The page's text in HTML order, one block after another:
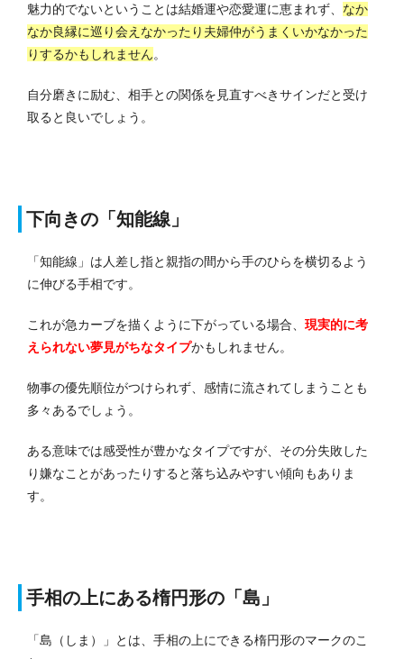
魅力的でないということは結婚運や恋愛運に恵まれず、 なか
なか良縁に巡り会えなかったり夫婦仲がうまくいかなかった
りするかもしれません。
自分磨きに励む、相手との関係を見直すべきサインだと受け
取ると良いでしょう。
下向きの「知能線」
「知能線」は人差し指と親指の間から手のひらを横切るよう
に伸びる手相です。
これが急カーブを描くように下がっている場合、 現実的に考
えられない夢見がちなタイプかもしれません。
物事の優先順位がつけられず、感情に流されてしまうことも
多々あるでしょう。
ある意味では感受性が豊かなタイプですが、その分失敗した
り嫌なことがあったりすると落ち込みやすい傾向もありま
す。
手相の上にある楕円形の「島」
「島（しま）」とは、手相の上にできる楕円形のマークのこ